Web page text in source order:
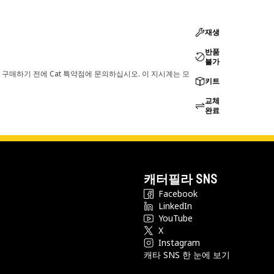
매하기 전에 Cat 특약점에 문의하십시오. 이 지시계는 모
재생
반품
불가
키트
교체
완료
캐터필라 SNS
Facebook
LinkedIn
YouTube
X
Instagram
캐타 SNS 한 눈에 보기